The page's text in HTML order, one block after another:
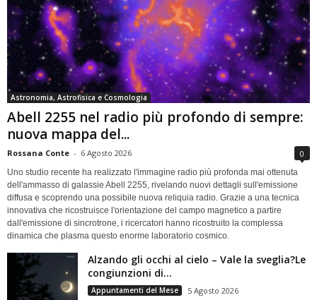
Astronomia, Astrofisica e Cosmologia
Abell 2255 nel radio più profondo di sempre:
nuova mappa del...
Rossana Conte - 6 Agosto 2026 0
Uno studio recente ha realizzato l'immagine radio più profonda mai ottenuta
dell'ammasso di galassie Abell 2255, rivelando nuovi dettagli sull'emissione
diffusa e scoprendo una possibile nuova reliquia radio. Grazie a una tecnica
innovativa che ricostruisce l'orientazione del campo magnetico a partire
dall'emissione di sincrotrone, i ricercatori hanno ricostruito la complessa
dinamica che plasma questo enorme laboratorio cosmico.
Alzando gli occhi al cielo – Vale la sveglia?Le
congiunzioni di...
Appuntamenti del Mese 5 Agosto 2026